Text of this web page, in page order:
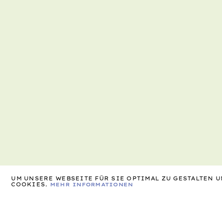
UM UNSERE WEBSEITE FÜR SIE OPTIMAL ZU GESTALTEN
COOKIES. MEHR INFORMATIONEN